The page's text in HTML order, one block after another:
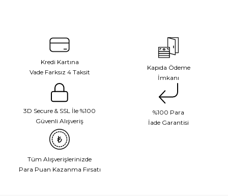
Kredi Kartına
Vade Farksız 4 Taksit
Kapıda Ödeme
İmkanı
3D Secure & SSL İle %100
Güvenli Alışveriş
%100 Para
İade Garantisi
Tüm Alışverişlerinizde
Para Puan Kazanma Fırsatı